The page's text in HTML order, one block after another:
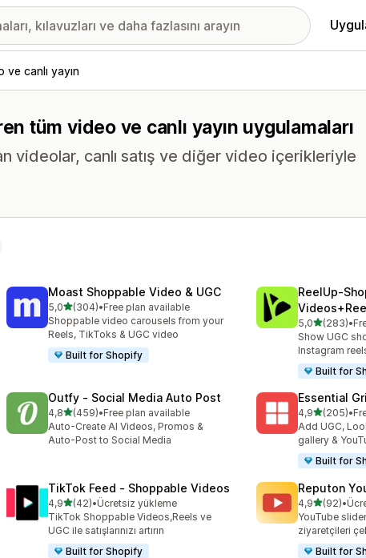
ve canlı yayın
tüm video ve canlı yayın uygulamaları
videolar, canlı satış ve diğer video içerikleriyle
Moast Shoppable Video & UGC
5,05 yıldız üzerinden
(304)
toplam 304 değerlendirme
•Free plan available
Shoppable video carousels from your
Reels, TikToks & UGC video
Built for Shopify
5,05 yıldız
(283)
toplam 283•
Show UGC
Instagram
Built for
Outfy ‑ Social Media Auto Post
4,85 yıldız üzerinden
(459)
toplam 459 değerlendirme
•Free plan available
Auto-Create AI Videos, Promos &
Auto-Post to Social Media
Essential
4,95 yıldız
(205)
toplam 205•
Add UGC,
gallery &
Built for
TikTok Feed ‑ Shoppable Videos
4,95 yıldız üzerinden
(42)
toplam 42 değerlendirme
•Ücretsiz yükleme
TikTok Shoppable Videos,Reels ve
UGC ile satışlarınızı artırın
Built for Shopify
Reputon
4,95 yıldız
(92)
toplam 92•
YouTube
ziyaretçileri
Built for